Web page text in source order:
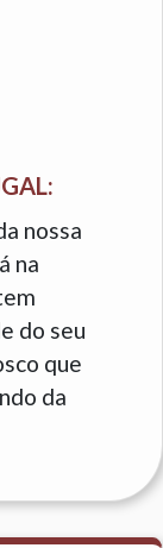
nossa
na
do seu
que
da